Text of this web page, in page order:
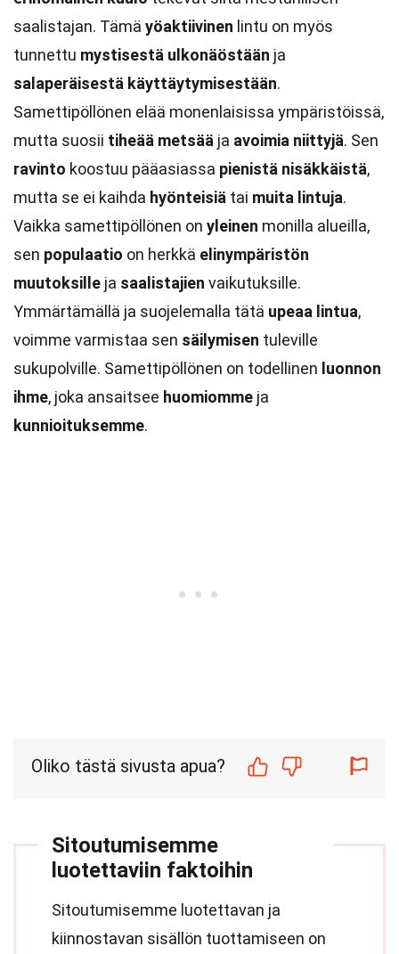
saalistajan. Tämä yöaktiivinen lintu on myös
tunnettu mystisestä ulkonäöstään ja
salaperäisestä käyttäytymisestään.
Samettipöllönen elää monenlaisissa ympäristöissä,
mutta suosii tiheää metsää ja avoimia niittyjä. Sen
ravinto koostuu pääasiassa pienistä nisäkkäistä,
mutta se ei kaihda hyönteisiä tai muita lintuja.
Vaikka samettipöllönen on yleinen monilla alueilla,
sen populaatio on herkkä elinympäristön
muutoksille ja saalistajien vaikutuksille.
Ymmärtämällä ja suojelemalla tätä upeaa lintua,
voimme varmistaa sen säilymisen tuleville
sukupolville. Samettipöllönen on todellinen luonnon
ihme, joka ansaitsee huomiomme ja
kunnioituksemme.
Oliko tästä sivusta apua?
Sitoutumisemme
luotettaviin faktoihin
Sitoutumisemme luotettavan ja
kiinnostavan sisällön tuottamiseen on